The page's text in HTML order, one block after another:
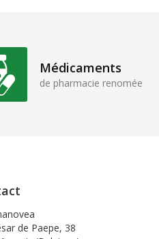
Médicaments
de pharmacie renomée
de Paepe, 38